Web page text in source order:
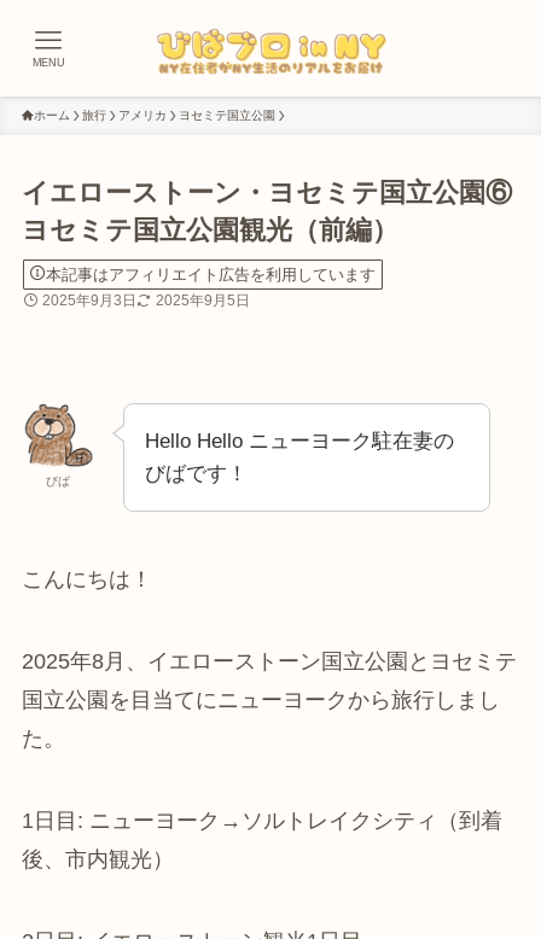
MENU
ホーム 旅行 アメリカ ヨセミテ国立公園
イエローストーン・ヨセミテ国立公園⑥
ヨセミテ国立公園観光（前編）
本記事はアフィリエイト広告を利用しています
2025年9月3日 2025年9月5日
びば
Hello Hello ニューヨーク駐在妻の
びばです！
こんにちは！
2025年8月、イエローストーン国立公園とヨセミテ
国立公園を目当てにニューヨークから旅行しまし
た。
1日目: ニューヨーク→ソルトレイクシティ（到着
後、市内観光）